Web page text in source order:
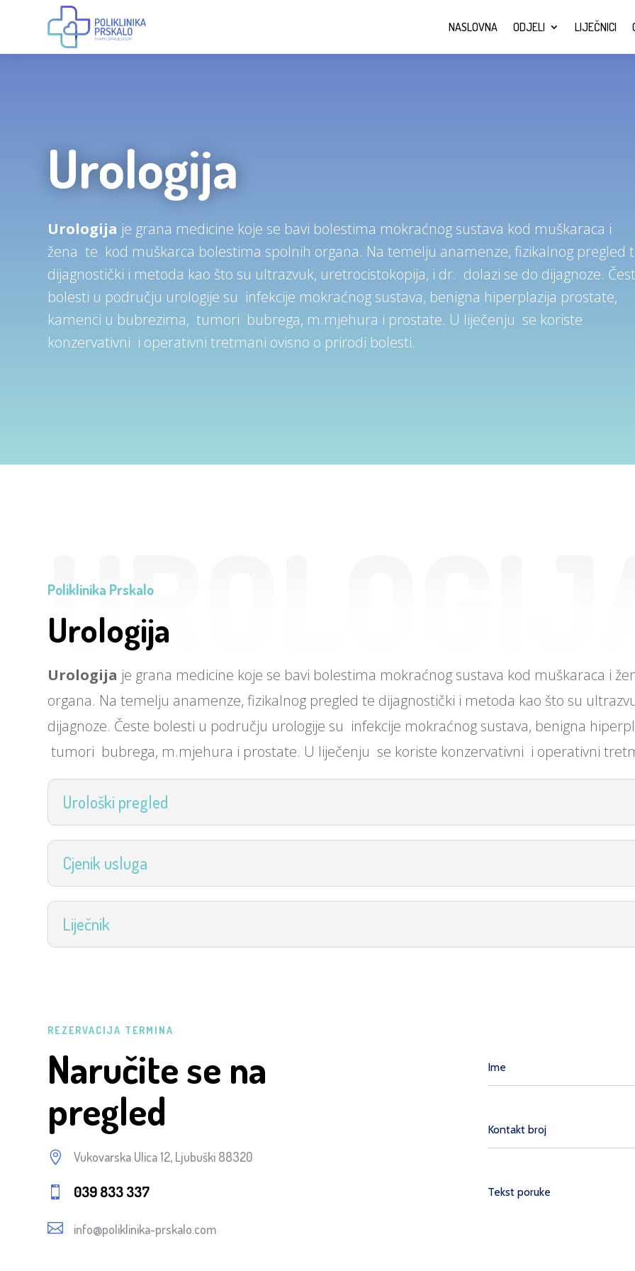
NASLOVNA ODJELI LIJEČNICI
Urologija
Urologija je grana medicine koje se bavi bolestima mokraćnog sustava kod muškaraca i
žena te kod muškarca bolestima spolnih organa. Na temelju anamenze, fizikalnog pregled
dijagnostički i metoda kao što su ultrazvuk, uretrocistokopija, i dr. dolazi se do dijagnoze.
bolesti u području urologije su infekcije mokraćnog sustava, benigna hiperplazija prostate,
kamenci u bubrezima, tumori bubrega, m.mjehura i prostate. U liječenju se koriste
konzervativni i operativni tretmani ovisno o prirodi bolesti.
Poliklinika Prskalo
Urologija
Urologija je grana medicine koje se bavi bolestima mokraćnog sustava kod muškaraca i
organa. Na temelju anamenze, fizikalnog pregled te dijagnostički i metoda kao što su
dijagnoze. Česte bolesti u području urologije su infekcije mokraćnog sustava, benigna
tumori bubrega, m.mjehura i prostate. U liječenju se koriste konzervativni i operativni
Urološki pregled
Cjenik usluga
Liječnik
REZERVACIJA TERMINA
Naručite se na
pregled
 Vukovarska Ulica 12, Ljubuški 88320
 039 833 337
 info@poliklinika-prskalo.com